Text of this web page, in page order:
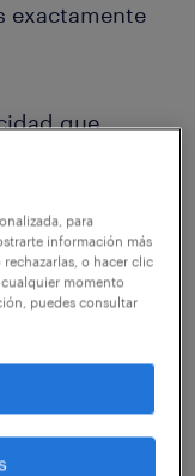
exactamente
que
haya que
como
el
o la
para hacer
de trabajo.
para
información más
o hacer clic
cualquier momento
puedes consultar